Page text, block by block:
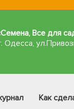
Все для
Одесса,
Как